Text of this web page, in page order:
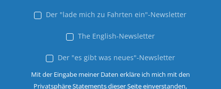
Der "lade mich zu Fahrten ein"-Newsletter
The English-Newsletter
Der "es gibt was neues"-Newsletter
Mit der Eingabe meiner Daten erkläre ich mich mit den
Privatsphäre Statements dieser Seite einverstanden,